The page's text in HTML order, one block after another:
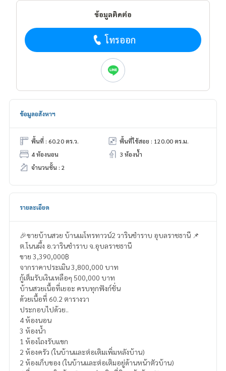
ข้อมูลติดต่อ
โทรออก
ข้อมูลอสังหาฯ
พื้นที่ : 60.20 ตร.ว.
พื้นที่ใช้สอย : 120.00 ตร.ม.
4 ห้องนอน
3 ห้องน้ำ
จำนวนชั้น : 2
รายละเอียด
🎉ขายบ้านสวย บ้านเมโทรทาวน์2 วารินชำราบ อุบลราชธานี 📌
ต.โนนผึ้ง อ.วารินชำราบ จ.อุบลราชธานี
ขาย 3,390,000฿
จากราคาประเมิน 3,800,000 บาท
กู้เต็มรับเงินเหลือๆ 500,000 บาท
บ้านสวยเนื้อที่เยอะ ครบทุกฟังก์ชั่น
ด้วยเนื้อที่ 60.2 ตารางวา
ประกอบไปด้วย..
4 ห้องนอน
3 ห้องน้ำ
1 ห้องโถงรับแขก
2 ห้องครัว (ในบ้านและต่อเติมเพิ่มหลังบ้าน)
2 ห้องเก็บของ (ในบ้านและต่อเติมอยู่ด้านหน้าตัวบ้าน)